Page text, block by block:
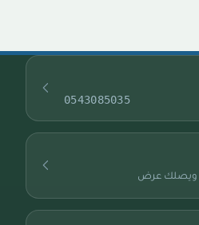
0543085035
ويصلك عرض